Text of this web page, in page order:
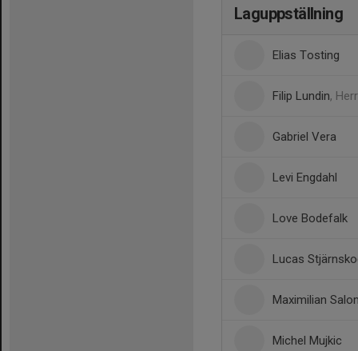
Laguppställning
Elias Tosting
Filip Lundin,
Gabriel Vera
Levi Engdahl
Love Bodefalk
Lucas
Maximilian
Michel Mujkic